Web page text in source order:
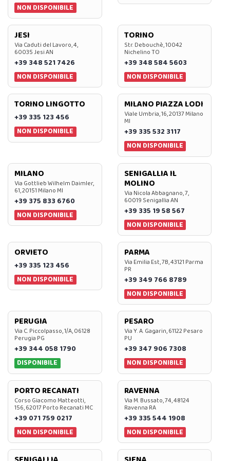
NON DISPONIBILE
JESI
Via Caduti del Lavoro, 4,
60035 Jesi AN
+39 348 521 7426
NON DISPONIBILE
TORINO
Str. Debouchè, 10042
Nichelino TO
+39 348 584 5603
NON DISPONIBILE
TORINO LINGOTTO
+39 335 123 456
NON DISPONIBILE
MILANO PIAZZA LODI
Viale Umbria, 16, 20137 Milano
MI
+39 335 532 3117
NON DISPONIBILE
MILANO
Via Gottlieb Wilhelm Daimler,
61, 20151 Milano MI
+39 375 833 6760
NON DISPONIBILE
SENIGALLIA IL
MOLINO
Via Nicola Abbagnano, 7,
60019 Senigallia AN
+39 335 19 58 567
NON DISPONIBILE
ORVIETO
+39 335 123 456
NON DISPONIBILE
PARMA
Via Emilia Est, 7B, 43121 Parma
PR
+39 349 766 8789
NON DISPONIBILE
PERUGIA
Via C. Piccolpasso, 1/A, 06128
Perugia PG
+39 344 058 1790
DISPONIBILE
PESARO
Via Y. A. Gagarin, 61122 Pesaro
PU
+39 347 906 7308
NON DISPONIBILE
PORTO RECANATI
Corso Giacomo Matteotti,
156, 62017 Porto Recanati MC
+39 071 759 0217
NON DISPONIBILE
RAVENNA
Via M. Bussato, 74, 48124
Ravenna RA
+39 335 544 1908
NON DISPONIBILE